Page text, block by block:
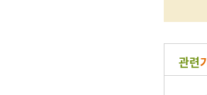
관련